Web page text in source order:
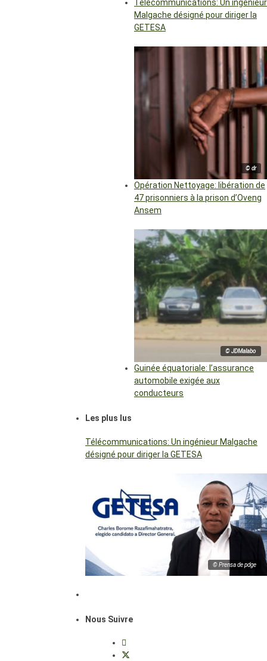
Télécommunications: Un ingénieur
Malgache désigné pour diriger la
GETESA
© dr
Opération Nettoyage: libération de
47 prisonniers à la prison d’Oveng
Ansem
© JDMalabo
Guinée équatoriale: l’assurance
automobile exigée aux
conducteurs
Les plus lus
Télécommunications: Un ingénieur Malgache
désigné pour diriger la GETESA
© Prensa de pdge
Nous Suivre